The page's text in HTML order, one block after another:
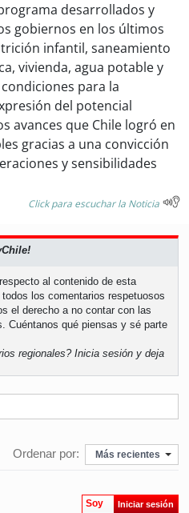
desarrollados y
gobiernos en los últimos
infantil, saneamiento
vivienda, agua potable y
para la
del potencial
avances que Chile logró en
gracias a una convicción
y sensibilidades
Click para escuchar la Noticia
al contenido de esta
los comentarios respetuosos
el derecho a no contar con las
Cuéntanos qué piensas y sé parte
regionales?Inicia sesión y deja
Ordenar por: Más recientes
Soy Iniciar sesión